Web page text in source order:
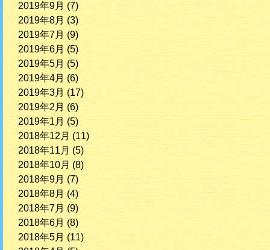
2019年9月 (7)
2019年8月 (3)
2019年7月 (9)
2019年6月 (5)
2019年5月 (5)
2019年4月 (6)
2019年3月 (17)
2019年2月 (6)
2019年1月 (5)
2018年12月 (11)
2018年11月 (5)
2018年10月 (8)
2018年9月 (7)
2018年8月 (4)
2018年7月 (9)
2018年6月 (8)
2018年5月 (11)